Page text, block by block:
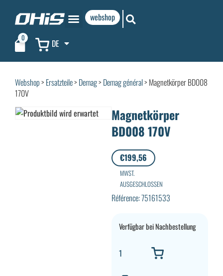
webshop
0 DE
Webshop> Ersatzteile> Demag> Demag général> Magnetkörper BD008
170V
Magnetkörper
BD008 170V
€199,56
MWST.
AUSGESCHLOSSEN
Référence: 75161533
Verfügbar bei Nachbestellung